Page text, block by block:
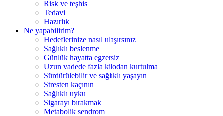
Risk ve teşhis
Tedavi
Hazırlık
Ne yapabilirim?
Hedeflerinize nasıl ulaşırsınız
Sağlıklı beslenme
Günlük hayatta egzersiz
Uzun vadede fazla kilodan kurtulma
Sürdürülebilir ve sağlıklı yaşayın
Stresten kaçının
Sağlıklı uyku
Sigarayı bırakmak
Metabolik sendrom